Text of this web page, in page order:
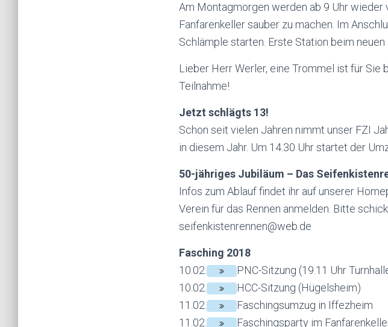
Am Montagmorgen werden ab 9 Uhr
Fanfarenkeller sauber zu machen. Im
Schlämple starten. Erste Station beim
Lieber HerrWerler, eine Trommel ist für Sie
Teilnahme!
Jetzt schlägts 13!
Schon seit vielen Jahren nimmt unser FZI
in diesem Jahr. Um 14.30 Uhr startet der
50-jähriges Jubiläum – Das
Infos zum Ablauf findet ihr auf unserer
Verein für das Rennen anmelden. Bitte
seifenkistenrennen@web.de
Fasching 2018
10.02.
PNC-Sitzung (19.11 Uhr
10.02.
HCC-Sitzung (Hügelsheim)
11.02.
Faschingsumzug in Iffezheim
11.02.
Faschingsparty im